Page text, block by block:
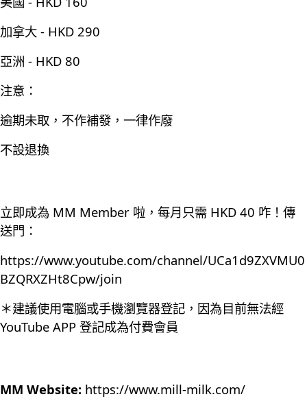
加拿大 - HKD 290
亞洲 - HKD 80
注意：
逾期未取，不作補發，一律作廢
不設退換
立即成為 MM Member 啦，每月只需 HKD 40 咋！傳
送門：
https://www.youtube.com/channel/UCa1d9ZXVMU0
BZQRXZHt8Cpw/join
＊建議使用電腦或手機瀏覽器登記，因為目前無法經
YouTube APP 登記成為付費會員
MM Website: https://www.mill-milk.com/